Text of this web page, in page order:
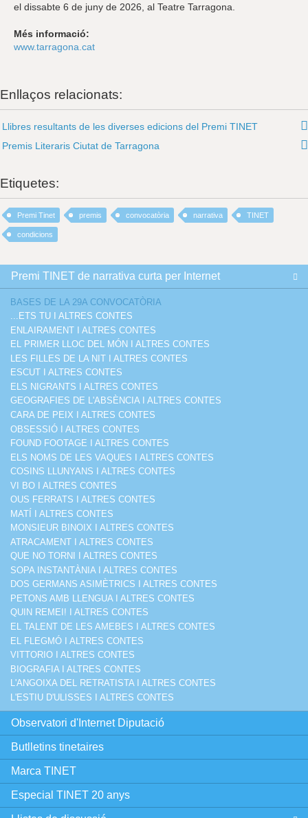
el dissabte 6 de juny de 2026, al Teatre Tarragona.
Més informació:
www.tarragona.cat
Enllaços relacionats:
Llibres resultants de les diverses edicions del Premi TINET
Premis Literaris Ciutat de Tarragona
Etiquetes:
Premi Tinet premis convocatòria narrativa TINET
condicions
Premi TINET de narrativa curta per Internet
BASES DE LA 29A CONVOCATÒRIA
...ETS TU I ALTRES CONTES
ENLAIRAMENT I ALTRES CONTES
EL PRIMER LLOC DEL MÓN I ALTRES CONTES
LES FILLES DE LA NIT I ALTRES CONTES
ESCUT I ALTRES CONTES
ELS NIGRANTS I ALTRES CONTES
GEOGRAFIES DE L'ABSÈNCIA I ALTRES CONTES
CARA DE PEIX I ALTRES CONTES
OBSESSIÓ I ALTRES CONTES
FOUND FOOTAGE I ALTRES CONTES
ELS NOMS DE LES VAQUES I ALTRES CONTES
COSINS LLUNYANS I ALTRES CONTES
VI BO I ALTRES CONTES
OUS FERRATS I ALTRES CONTES
MATÍ I ALTRES CONTES
MONSIEUR BINOIX I ALTRES CONTES
ATRACAMENT I ALTRES CONTES
QUE NO TORNI I ALTRES CONTES
SOPA INSTANTÀNIA I ALTRES CONTES
DOS GERMANS ASIMÈTRICS I ALTRES CONTES
PETONS AMB LLENGUA I ALTRES CONTES
QUIN REMEI! I ALTRES CONTES
EL TALENT DE LES AMEBES I ALTRES CONTES
EL FLEGMÓ I ALTRES CONTES
VITTORIO I ALTRES CONTES
BIOGRAFIA I ALTRES CONTES
L'ANGOIXA DEL RETRATISTA I ALTRES CONTES
L'ESTIU D'ULISSES I ALTRES CONTES
Observatori d'Internet Diputació
Butlletins tinetaires
Marca TINET
Especial TINET 20 anys